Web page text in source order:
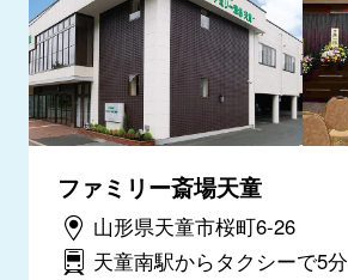
ファミリー斎場天童
山形県天童市桜町6-26
天童南駅からタクシーで5分